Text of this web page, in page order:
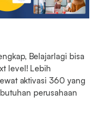
Belajarlagi bisa
level! Lebih
aktivasi 360 yang
perusahaan